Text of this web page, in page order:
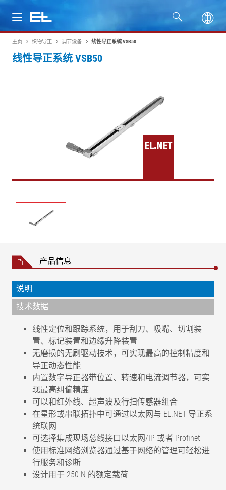
产品
主页 织物导正 调节设备 线性导正系统 VSB50
线性导正系统 VSB50
产品信息
说明
技术数据
线性定位和跟踪系统，用于刮刀、吸嘴、切割装
置、标记装置和边缘升降装置
无磨损的无刷驱动技术，可实现最高的控制精度和
导正动态性能
内置数字导正器带位置、转速和电流调节器，可实
现最高纠偏精度
可以和红外线、超声波及行扫传感器组合
在星形或串联拓扑中可通过以太网与 EL.NET 导正系
统联网
可选择集成现场总线接口以太网/IP 或者 Profinet
使用标准网络浏览器通过基于网络的管理可轻松进
行服务和诊断
设计用于 250 N 的额定载荷